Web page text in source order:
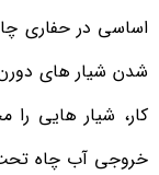
اساسی در حفاری
شدن شیار های
کار، شیار هایی را
خروجی آب چاه تحت